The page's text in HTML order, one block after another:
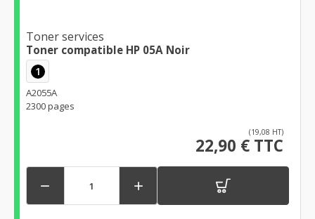
Toner services
Toner compatible HP 05A Noir
1
A2055A
2300 pages
(19,08 HT)
22,90 € TTC
 